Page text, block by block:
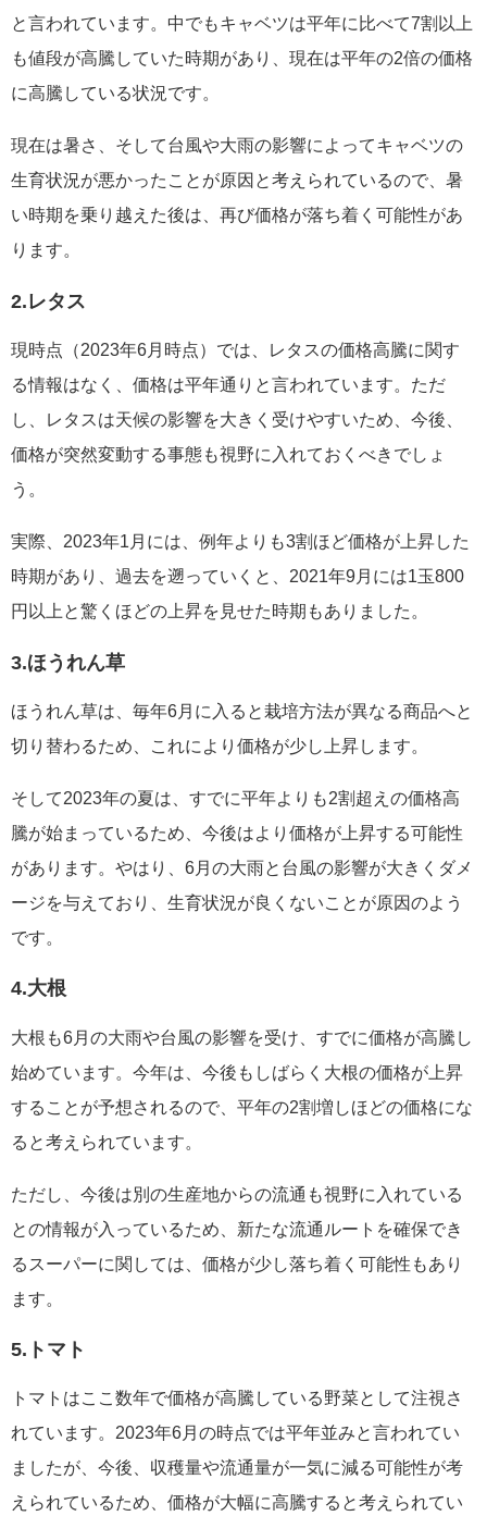
と言われています。中でもキャベツは平年に比べて7割以上
も値段が高騰していた時期があり、現在は平年の2倍の価格
に高騰している状況です。
現在は暑さ、そして台風や大雨の影響によってキャベツの
生育状況が悪かったことが原因と考えられているので、暑
い時期を乗り越えた後は、再び価格が落ち着く可能性があ
ります。
2.レタス
現時点（2023年6月時点）では、レタスの価格高騰に関す
る情報はなく、価格は平年通りと言われています。ただ
し、レタスは天候の影響を大きく受けやすいため、今後、
価格が突然変動する事態も視野に入れておくべきでしょ
う。
実際、2023年1月には、例年よりも3割ほど価格が上昇した
時期があり、過去を遡っていくと、2021年9月には1玉800
円以上と驚くほどの上昇を見せた時期もありました。
3.ほうれん草
ほうれん草は、毎年6月に入ると栽培方法が異なる商品へと
切り替わるため、これにより価格が少し上昇します。
そして2023年の夏は、すでに平年よりも2割超えの価格高
騰が始まっているため、今後はより価格が上昇する可能性
があります。やはり、6月の大雨と台風の影響が大きくダメ
ージを与えており、生育状況が良くないことが原因のよう
です。
4.大根
大根も6月の大雨や台風の影響を受け、すでに価格が高騰し
始めています。今年は、今後もしばらく大根の価格が上昇
することが予想されるので、平年の2割増しほどの価格にな
ると考えられています。
ただし、今後は別の生産地からの流通も視野に入れている
との情報が入っているため、新たな流通ルートを確保でき
るスーパーに関しては、価格が少し落ち着く可能性もあり
ます。
5.トマト
トマトはここ数年で価格が高騰している野菜として注視さ
れています。2023年6月の時点では平年並みと言われてい
ましたが、今後、収穫量や流通量が一気に減る可能性が考
えられているため、価格が大幅に高騰すると考えられてい